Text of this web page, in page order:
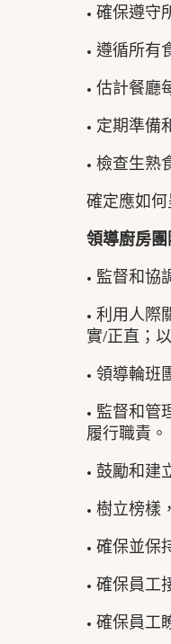
• 確保遵守
• 遵循所有
• 估計餐廳
• 定期準備
• 檢查生熟
確定應如
領導廚房團
• 監督和協
• 利用人際
實/正直；
• 領導輪班
• 監督和管
履行職責。
• 鼓勵和建
• 樹立榜樣
• 確保並保
• 確保員工
• 確保員工